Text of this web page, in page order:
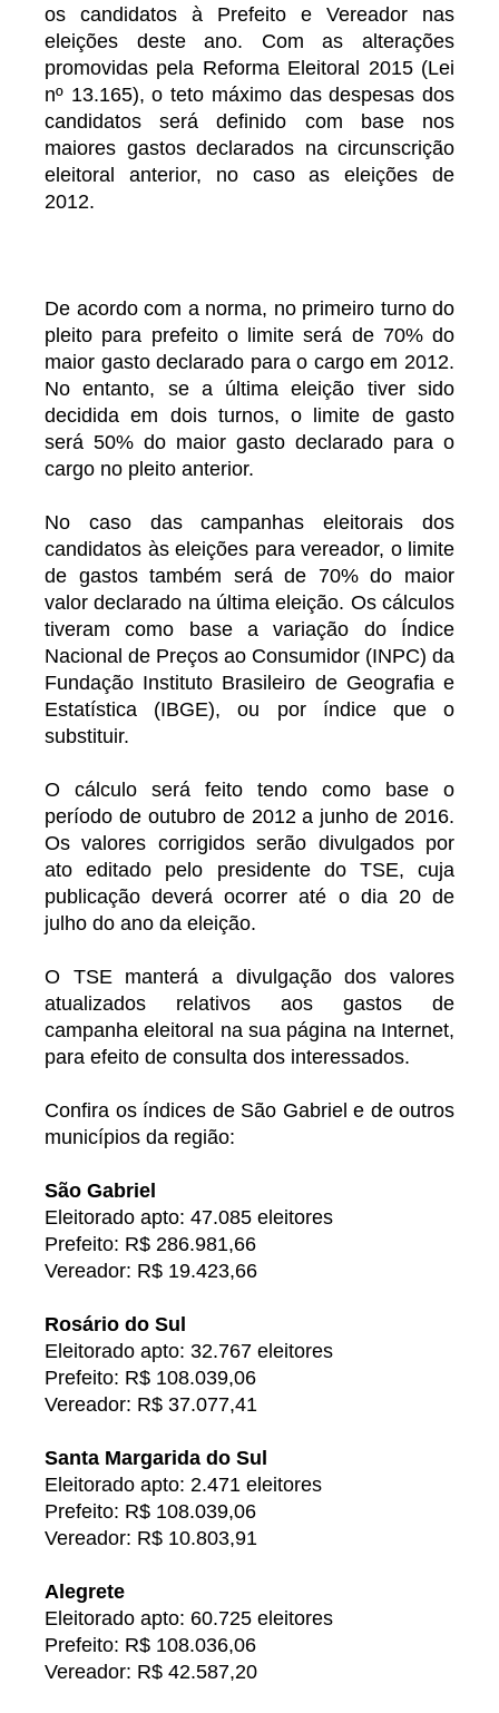
os candidatos à Prefeito e Vereador nas
eleições deste ano. Com as alterações
promovidas pela Reforma Eleitoral 2015 (Lei
nº 13.165), o teto máximo das despesas dos
candidatos será definido com base nos
maiores gastos declarados na circunscrição
eleitoral anterior, no caso as eleições de
2012.
De acordo com a norma, no primeiro turno do
pleito para prefeito o limite será de 70% do
maior gasto declarado para o cargo em 2012.
No entanto, se a última eleição tiver sido
decidida em dois turnos, o limite de gasto
será 50% do maior gasto declarado para o
cargo no pleito anterior.
No caso das campanhas eleitorais dos
candidatos às eleições para vereador, o limite
de gastos também será de 70% do maior
valor declarado na última eleição. Os cálculos
tiveram como base a variação do Índice
Nacional de Preços ao Consumidor (INPC) da
Fundação Instituto Brasileiro de Geografia e
Estatística (IBGE), ou por índice que o
substituir.
O cálculo será feito tendo como base o
período de outubro de 2012 a junho de 2016.
Os valores corrigidos serão divulgados por
ato editado pelo presidente do TSE, cuja
publicação deverá ocorrer até o dia 20 de
julho do ano da eleição.
O TSE manterá a divulgação dos valores
atualizados relativos aos gastos de
campanha eleitoral na sua página na Internet,
para efeito de consulta dos interessados.
Confira os índices de São Gabriel e de outros
municípios da região:
São Gabriel
Eleitorado apto: 47.085 eleitores
Prefeito: R$ 286.981,66
Vereador: R$ 19.423,66
Rosário do Sul
Eleitorado apto: 32.767 eleitores
Prefeito: R$ 108.039,06
Vereador: R$ 37.077,41
Santa Margarida do Sul
Eleitorado apto: 2.471 eleitores
Prefeito: R$ 108.039,06
Vereador: R$ 10.803,91
Alegrete
Eleitorado apto: 60.725 eleitores
Prefeito: R$ 108.036,06
Vereador: R$ 42.587,20